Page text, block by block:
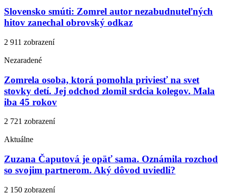
Slovensko smúti: Zomrel autor nezabudnuteľných
hitov zanechal obrovský odkaz
2 911 zobrazení
Nezaradené
Zomrela osoba, ktorá pomohla priviesť na svet
stovky detí. Jej odchod zlomil srdcia kolegov. Mala
iba 45 rokov
2 721 zobrazení
Aktuálne
Zuzana Čaputová je opäť sama. Oznámila rozchod
so svojim partnerom. Aký dôvod uviedli?
2 150 zobrazení